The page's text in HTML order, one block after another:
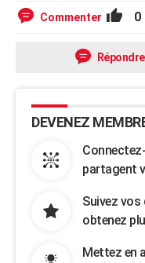
COPAINS D'AVANT
Service militaire
Avis de recherche
AVIS DE DÉCÈS
Bricolage
Lifestyle
Culture
Auto
Television
Voyage
Cinema
Commenter 0
Répondre
DEVENEZ
partagent
Suivez
obtenez
Mettez en